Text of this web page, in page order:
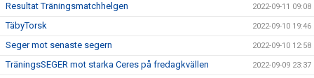
Resultat Träningsmatchhelgen 2022-09-11 09:08
TäbyTorsk 2022-09-10 19:46
Seger mot senaste segern 2022-09-10 12:58
TräningsSEGER mot starka Ceres på fredagkvällen 2022-09-09 23:37